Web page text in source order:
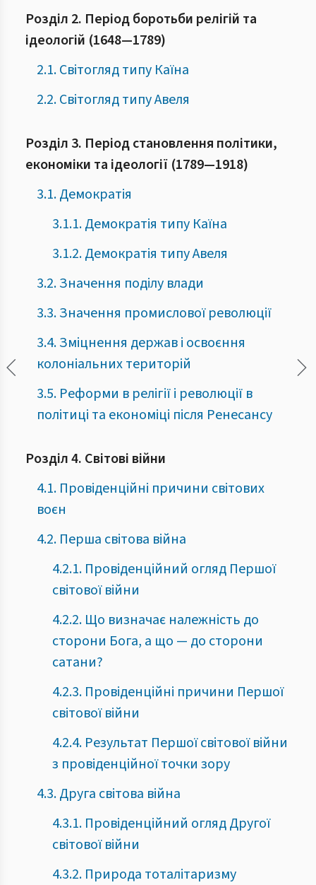
Розділ 2. Період боротьби релігій та
ідеологій (1648—1789)
2.1. Світогляд типу Каїна
2.2. Світогляд типу Авеля
Розділ 3. Період становлення політики,
економіки та ідеології (1789—1918)
3.1. Демократія
3.1.1. Демократія типу Каїна
3.1.2. Демократія типу Авеля
3.2. Значення поділу влади
3.3. Значення промислової революції
3.4. Зміцнення держав і освоєння
колоніальних територій
3.5. Реформи в релігії і революції в
політиці та економіці після Ренесансу
Розділ 4. Світові війни
4.1. Провіденційні причини світових
воєн
4.2. Перша світова війна
4.2.1. Провіденційний огляд Першої
світової війни
4.2.2. Що визначає належність до
сторони Бога, а що — до сторони
сатани?
4.2.3. Провіденційні причини Першої
світової війни
4.2.4. Результат Першої світової війни
з провіденційної точки зору
4.3. Друга світова війна
4.3.1. Провіденційний огляд Другої
світової війни
4.3.2. Природа тоталітаризму